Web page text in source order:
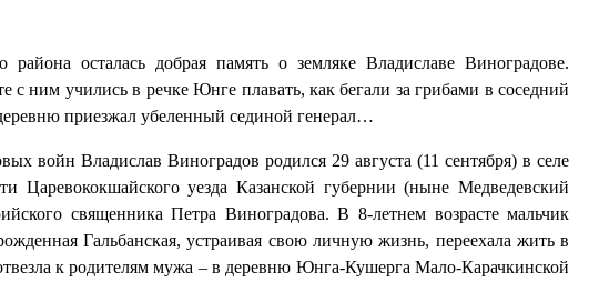
осталась добрая память о земляке Владиславе Виноградове.
с ним учились в речке Юнге плавать, как бегали за грибами в соседний
приезжал убеленный сединой генерал…
войн Владислав Виноградов родился 29 августа (11 сентября) в селе
Царевококшайского уезда Казанской губернии (ныне Медведевский
священника Петра Виноградова. В 8-летнем возрасте мальчик
Гальбанская, устраивая свою личную жизнь, переехала жить в
к родителям мужа – в деревню Юнга-Кушерга Мало-Карачкинской